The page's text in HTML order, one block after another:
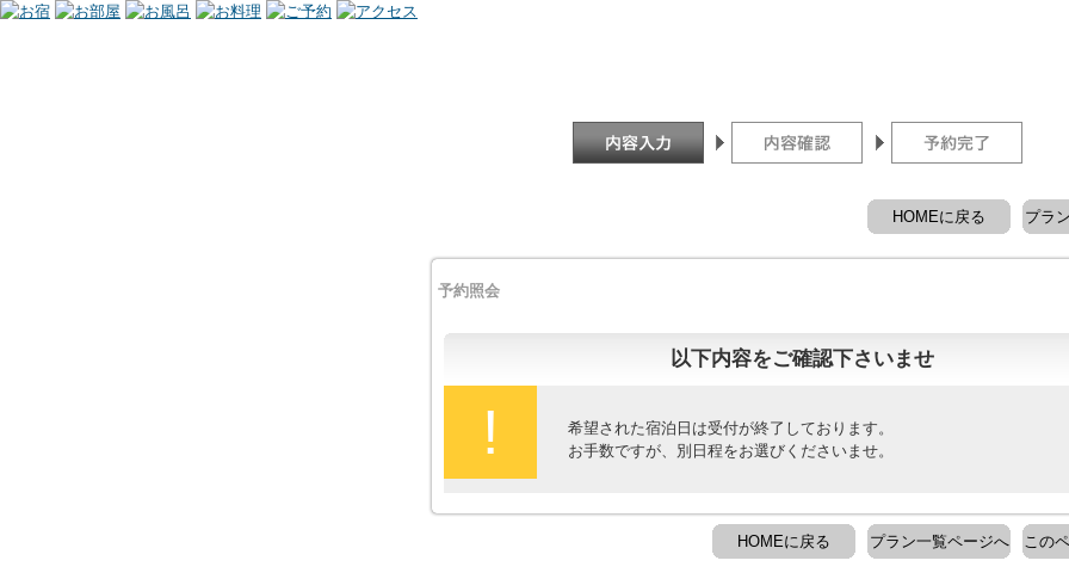
プラ
HOMEに戻る
予約照会
以下内容をご確認下さいませ
!
希望された宿泊日は受付が終了しております。
お手数ですが、別日程をお選びくださいませ。
この
プラン一覧ページへ
HOMEに戻る